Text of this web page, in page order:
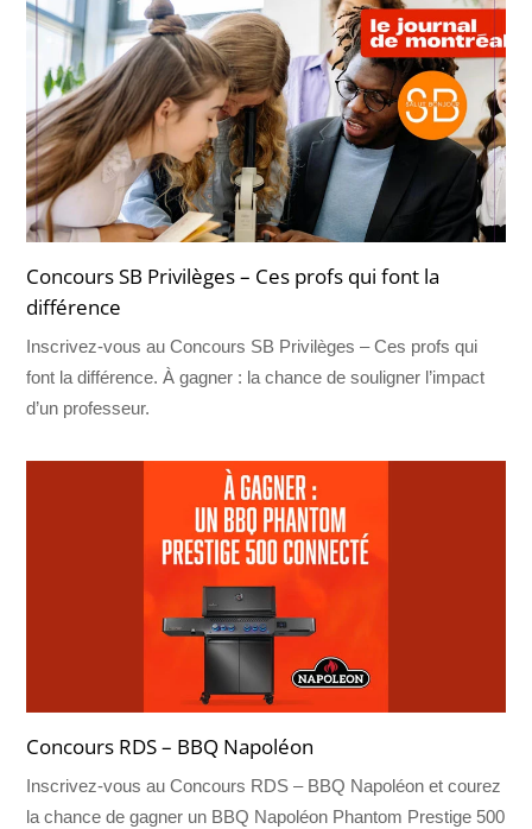
Concours SB Privilèges – Ces profs qui font la
différence
Inscrivez-vous au Concours SB Privilèges – Ces profs qui
font la différence. À gagner : la chance de souligner l’impact
d’un professeur.
Concours RDS – BBQ Napoléon
Inscrivez-vous au Concours RDS – BBQ Napoléon et courez
la chance de gagner un BBQ Napoléon Phantom Prestige 500